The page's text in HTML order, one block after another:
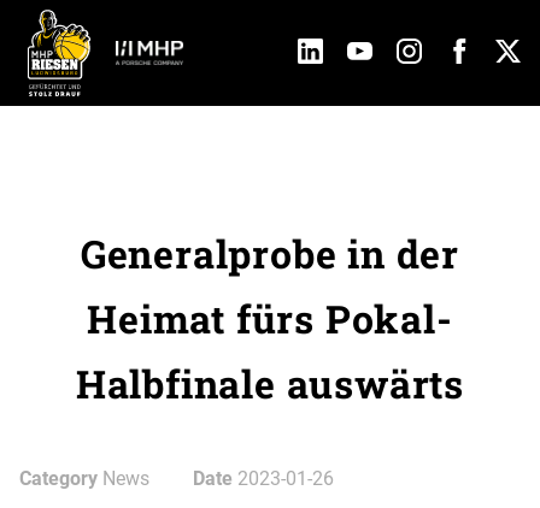
Generalprobe in der
Heimat fürs Pokal-
Halbfinale auswärts
Category News Date 2023-01-26